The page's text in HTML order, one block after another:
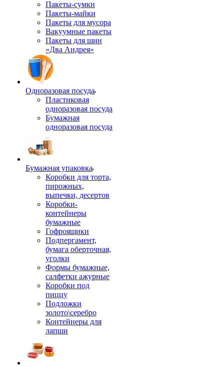
Пакеты-сумки
Пакеты-майки
Пакеты для мусора
Вакуумные пакеты
Пакеты для шин
«Два Андрея»
Одноразовая посуда
Пластиковая
одноразовая посуда
Бумажная
одноразовая посуда
Бумажная упаковка
Коробки для торта,
пирожных,
выпечки, десертов
Коробки-
контейнеры
бумажные
Гофроящики
Подпергамент,
бумага оберточная,
уголки
Формы бумажные,
салфетки ажурные
Коробки под
пиццу
Подложки
золото\серебро
Контейнеры для
лапши